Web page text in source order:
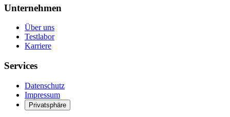
Unternehmen
Über uns
Testlabor
Karriere
Services
Datenschutz
Impressum
Privatsphäre